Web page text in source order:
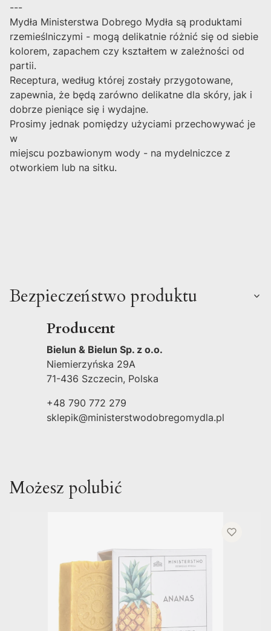
---
Mydła Ministerstwa Dobrego Mydła są produktami
rzemieślniczymi - mogą delikatnie różnić się od siebie
kolorem, zapachem czy kształtem w zależności od
partii.
Receptura, według której zostały przygotowane,
zapewnia, że będą zarówno delikatne dla skóry, jak i
dobrze pieniące się i wydajne.
Prosimy jednak pomiędzy użyciami przechowywać je
w
miejscu pozbawionym wody - na mydelniczce z
otworkiem lub na sitku.
Bezpieczeństwo produktu
Producent
Bielun & Bielun Sp. z o.o.
Niemierzyńska 29A
71-436 Szczecin, Polska
+48 790 772 279
sklepik@ministerstwodobregomydla.pl
Możesz polubić